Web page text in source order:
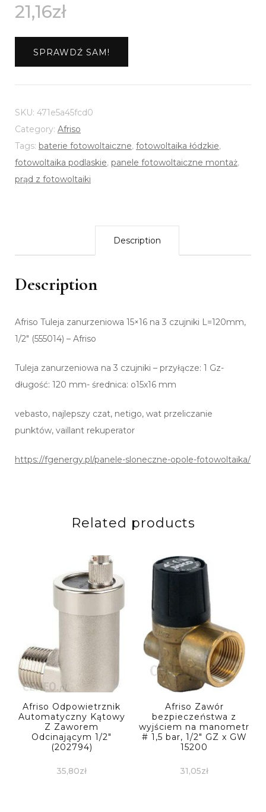
21,16zł
SPRAWDŹ SAM!
SKU: 471e5a45fcd0
Category: Afriso
Tags: baterie fotowoltaiczne, fotowoltaika łódzkie,
fotowoltaika podlaskie, panele fotowoltaiczne montaż,
prąd z fotowoltaiki
Description
Description
Afriso Tuleja zanurzeniowa 15×16 na 3 czujniki L=120mm,
1/2″ (555014) – Afriso
Tuleja zanurzeniowa na 3 czujniki – przyłącze: 1 Gz-
długość: 120 mm- średnica: o15x16 mm
vebasto, najlepszy czat, netigo, wat przeliczanie
punktów, vaillant rekuperator
https://fgenergy.pl/panele-sloneczne-opole-fotowoltaika/
Related products
Afriso Odpowietrznik
Automatyczny Kątowy
Z Zaworem
Odcinającym 1/2″
(202794)
35,80zł
Afriso Zawór
bezpieczeństwa z
wyjściem na manometr
# 1,5 bar, 1/2″ GZ x GW
15200
31,05zł